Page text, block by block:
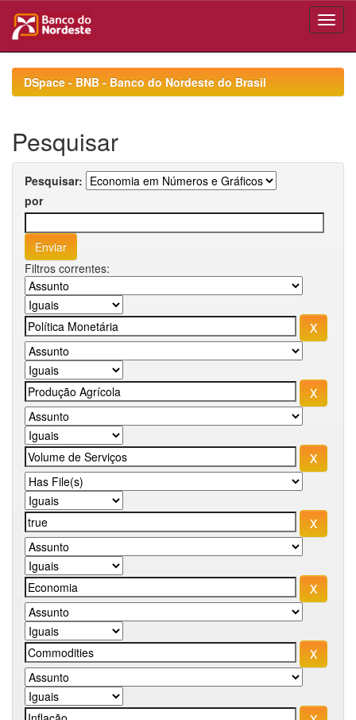
navigationDSpace - BNB - Banco do Nordeste do Brasil
Pesquisar
Pesquisar:
por
Filtros correntes: